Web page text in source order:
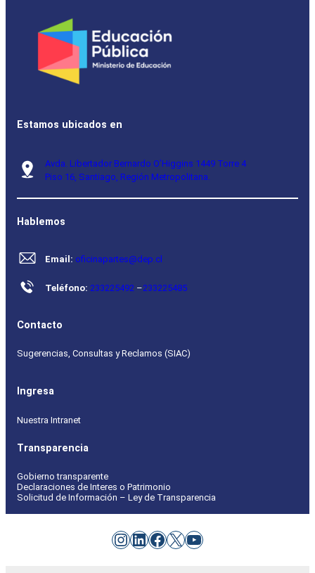
Estamos ubicados en
Avda. Libertador Bernardo O’Higgins 1449 Torre 4
Piso 16, Santiago, Región Metropolitana.
Hablemos
Email: oficinapartes@dep.cl
Teléfono: 233225492 –233225485
Contacto
Sugerencias, Consultas y Reclamos (SIAC)
Ingresa
Nuestra Intranet
Transparencia
Gobierno transparente
Declaraciones de Interes o Patrimonio
Solicitud de Información – Ley de Transparencia
Instagram
LinkedIn
Facebook
X YouTube